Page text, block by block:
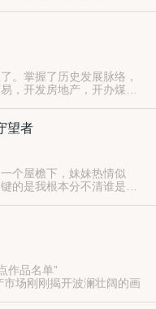
着自己的怀疑一步一步往
的秘密……震惊愤怒的同
迷失自己。
性中接受着考验……
谋中……骑虎难下难以自
。掌握了历史发展脉络，
，开发房地产，开办煤
望者
个屋檐下，妹妹热情似
的是我根本分不清谁是
作品名单”
场刚刚揭开波澜壮阔的画